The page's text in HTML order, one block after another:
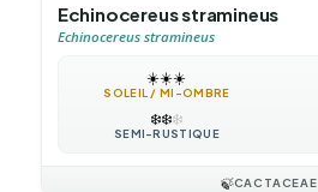
Echinocereus stramineus
Echinocereus stramineus
☀️☀️☀️
SOLEIL / MI-OMBRE
❄️❄️❄️
SEMI-RUSTIQUE
🍃CACTACEAE